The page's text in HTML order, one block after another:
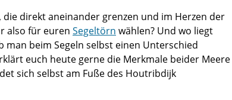
die direkt aneinander grenzen und im Herzen der
also für euren Segeltörn wählen? Und wo liegt
man beim Segeln selbst einen Unterschied
euch heute gerne die Merkmale beider Meere
sich selbst am Fuße des Houtribdijk